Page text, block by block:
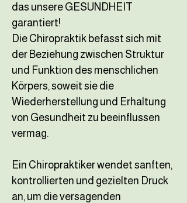
das unsere GESUNDHEIT
garantiert!
Die Chiropraktik befasst sich mit
der Beziehung zwischen Struktur
und Funktion des menschlichen
Körpers, soweit sie die
Wiederherstellung und Erhaltung
von Gesundheit zu beeinflussen
vermag.
Ein Chiropraktiker wendet sanften,
kontrollierten und gezielten Druck
an, um die versagenden